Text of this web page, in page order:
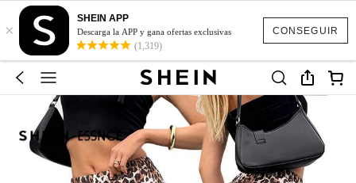
CONSEGUIR
×
SHEIN APP
Descarga la APP y gana ofertas exclusivas
(1,319)